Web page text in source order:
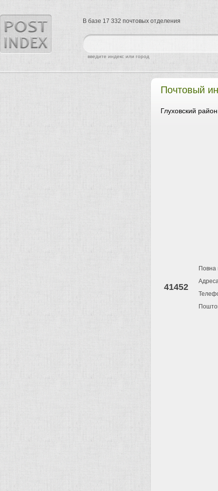
Почтовый
Глуховский
41452
Повна
найти
введите индекс или город
В базе 17 332 почтовых отделения